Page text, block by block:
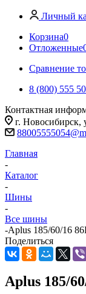
Личный
Корзина0
Отложенные
Сравнение
8 (800) 555
Контактная
г. Новосибирск,
Главная
-
Каталог
-
Шины
-
Все шины
-Aplus 185/60/16
Поделиться
Aplus 185/